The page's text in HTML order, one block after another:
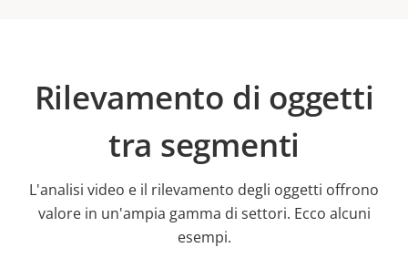
Rilevamento di oggetti
tra segmenti
L'analisi video e il rilevamento degli oggetti offrono
valore in un'ampia gamma di settori. Ecco alcuni
esempi.